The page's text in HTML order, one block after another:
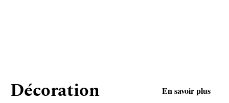
Décoration En savoir plus